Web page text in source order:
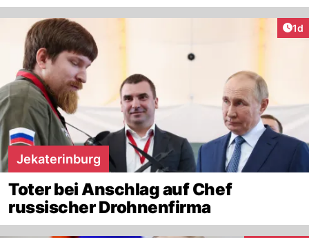
1d
Jekaterinburg
Toter bei Anschlag auf Chef
russischer Drohnenfirma